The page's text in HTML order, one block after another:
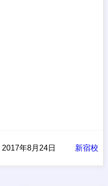
新宿校
2017年8月24日